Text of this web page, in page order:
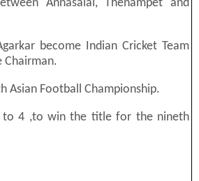
Annasalai, Thenampet and
become Indian Cricket Team
Chairman.
Asian Football Championship.
to 4 ,to win the title for the nineth